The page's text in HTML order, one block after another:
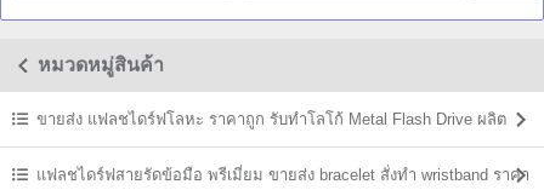
หมวดหมู่สินค้า
ขายส่ง แฟลชไดร์ฟโลหะ ราคาถูก รับทำโลโก้ Metal Flash Drive ผลิต
ราคาส่งแฟลชไดร์ฟสายรัดข้อมือ พรีเมี่ยม ขายส่ง bracelet สั่งทำ wristband ราคา